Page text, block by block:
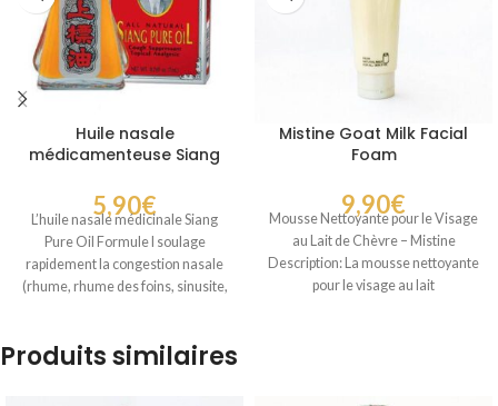
Huile nasale
médicamenteuse Siang
5,90€
L’huile nasale médicinale Siang
Pure Oil Formule I soulage
rapidement la congestion nasale
(rhume, rhume des foins, sinusite,
Mistine Goat Milk Facial
Foam
9,90€
Mousse Nettoyante pour le Visage
au Lait de Chèvre – Mistine
Description: La mousse nettoyante
pour le visage au lait
Produits similaires